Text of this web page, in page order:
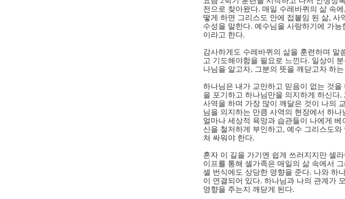
전으로 찾아왔다. 매일 수레바퀴의 삶 속에 ,
떻게 하면 그리스도 안에 접붙임 된 삶, 사
수성을 말한다. 예수님을 사랑하기에 가능
이라고 한다.
감사하게도 수레바퀴의 삶을 훈련하며 말
고 기도해야함을 필요로 느낀다. 일상이
나님을 알고자, 그분의 뜻을 깨닫고자 하
하나님은 내가 교만하고 믿음이 없는 것
을 포기하고 하나님만을 의지하게 하신다.
사역을 하며 가장 많이 깨달은 것이 나의
님을 의지하는 만큼 사역의 현장에서 하나
얼마나 세상적 욕망과 습관들이 나에게
신을 철저하게 부인하고, 예수 그리스도와
쳐 싸워야 한다.
혼자 이 길을 가기엔 쉽게 쓰러지지만 셀
이프를 통해 셀가족은 매일의 삶 속에서
셀 번식에도 상당한 영향을 준다. 나와 하
이 연결되어 있다. 하나님과 나의 관계가
영향을 주는지 깨닫게 된다.